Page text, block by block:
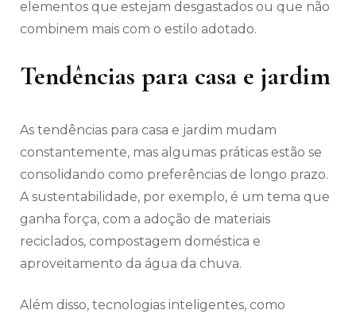
elementos que estejam desgastados ou que não
combinem mais com o estilo adotado.
Tendências para casa e jardim
As tendências para casa e jardim mudam
constantemente, mas algumas práticas estão se
consolidando como preferências de longo prazo.
A sustentabilidade, por exemplo, é um tema que
ganha força, com a adoção de materiais
reciclados, compostagem doméstica e
aproveitamento da água da chuva.
Além disso, tecnologias inteligentes, como